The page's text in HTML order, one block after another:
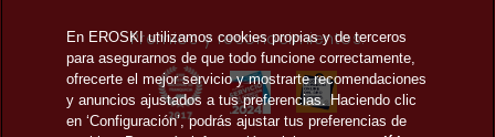
Premios y reconocimientos:
En EROSKI utilizamos cookies propias y de terceros
para asegurarnos de que todo funcione correctamente,
ofrecerte el mejor servicio y mostrarte recomendaciones
y anuncios ajustados a tus preferencias. Haciendo clic
en ‘Configuración’, podrás ajustar tus preferencias de